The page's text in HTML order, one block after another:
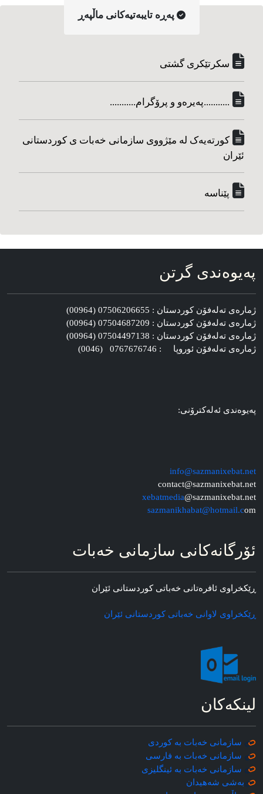
په‌ڕه‌ تایبه‌تیه‌کانی ماڵپه‌ڕ
سکرتێکری گشتی
...........په‌یره‌و و پرۆگرام...........
کورته‌یه‌ک له مێژووی سازمانی خه‌بات ی کوردستانی
ئێران
پێناسه‌
په‌یوه‌ندی گرتن
ژماره‌ی ته‌له‌فۆن کوردستان : 07506206655 (00964)
ژماره‌ی ته‌له‌فۆن کوردستان : 07504687209 (00964)
ژماره‌ی ته‌له‌فۆن کوردستان : 07504497138 (00964)
ژماره‌ی ته‌له‌فۆن ئوروپا : 0767676746 (0046)
په‌یوه‌ندی ئه‌له‌کترۆنی:
info@sazmanixebat.net
contact@sazmanixebat.net
xebatmedia@sazmanixebat.net
sazmanikhabat@hotmail.com
ئۆرگانه‌کانی سازمانی خه‌بات
ڕێکخراوی ئافره‌تانی خه‌باتی کوردستانی ئێران
ڕێکخراوی لاوانی خه‌باتی کوردستانی ئێران
لینکه‌کان
سازمانی خه‌بات به کوردی
سازمانی خه‌بات به فارسی
سازمانی خه‌بات به ئینگلیزی
به‌شی شه‌هیدان